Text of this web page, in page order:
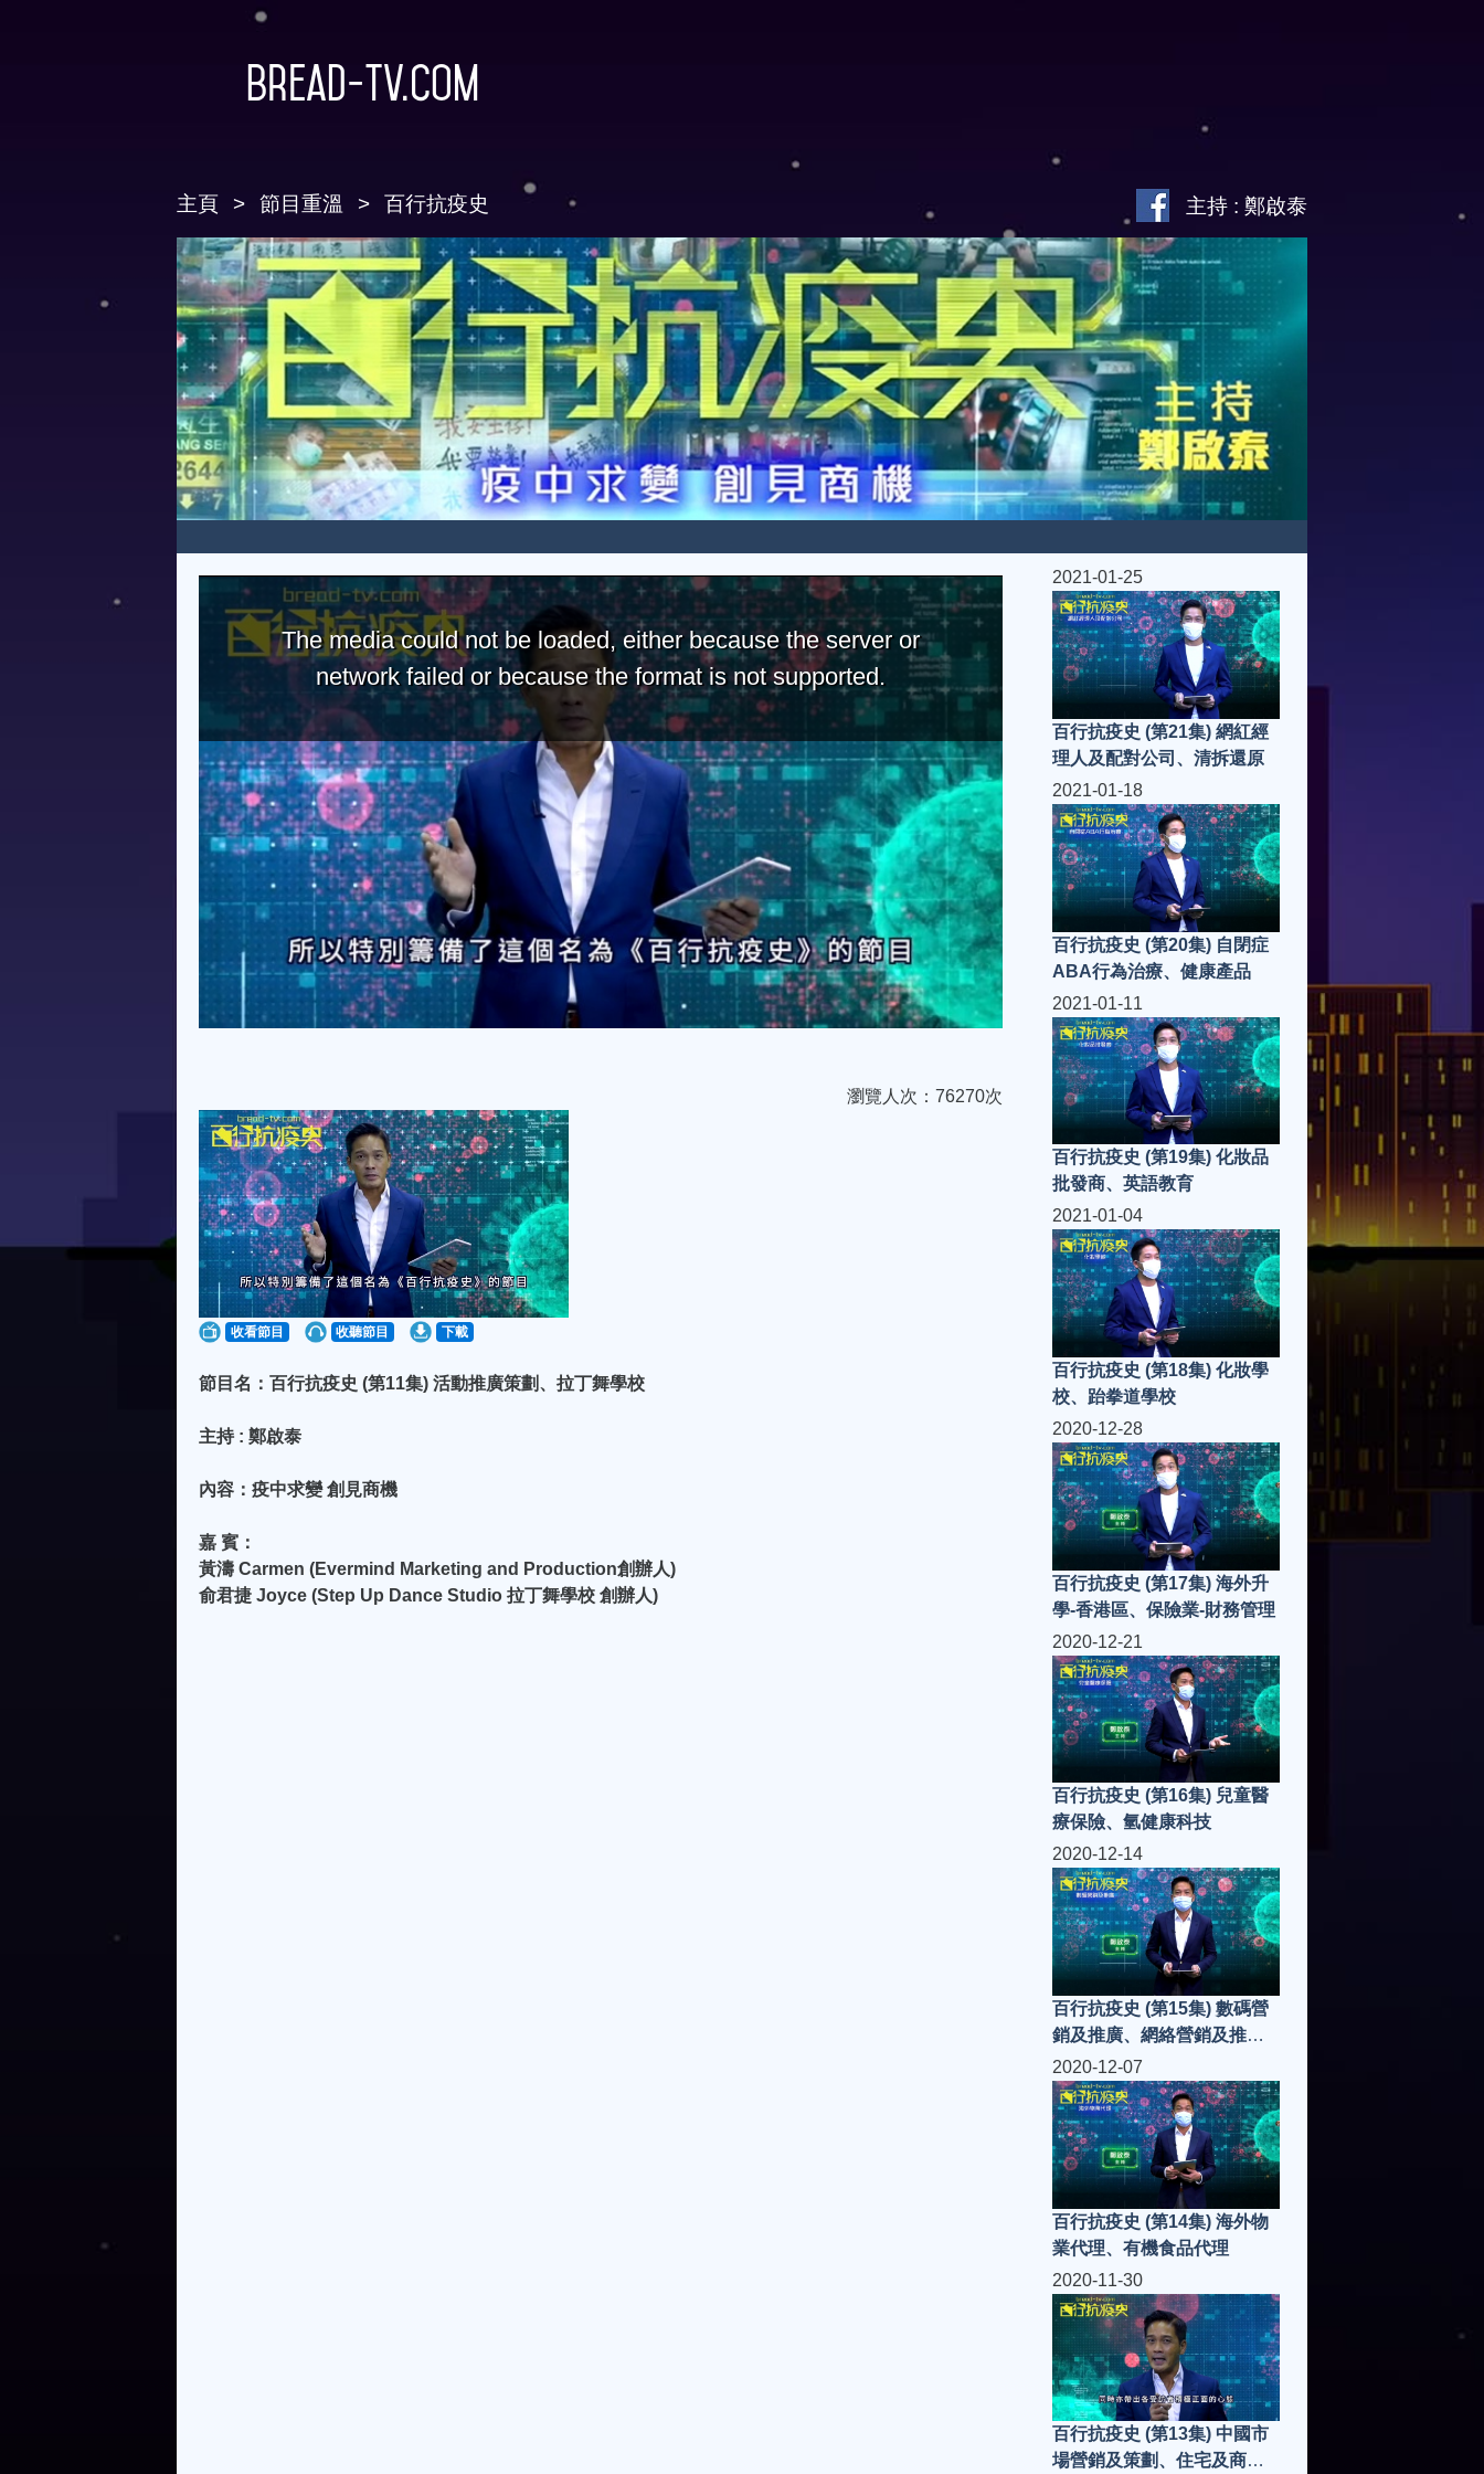
Bread-TV.com
主頁 節目重溫 百行抗疫史 主持 : 鄭啟泰
The media could not be loaded, either because the server or
network failed or because the format is not supported.
瀏覽人次：76270次
收看節目 收聽節目 下載
節目名：百行抗疫史 (第11集) 活動推廣策劃、拉丁舞學校
主持 : 鄭啟泰
內容：疫中求變 創見商機
嘉 賓：
黃濤 Carmen (Evermind Marketing and Production創辦人)
俞君捷 Joyce (Step Up Dance Studio 拉丁舞學校 創辦人)
2021-01-25
百行抗疫史 (第21集) 網紅經
理人及配對公司、清拆還原
2021-01-18
百行抗疫史 (第20集) 自閉症
ABA行為治療、健康產品
2021-01-11
百行抗疫史 (第19集) 化妝品
批發商、英語教育
2021-01-04
百行抗疫史 (第18集) 化妝學
校、跆拳道學校
2020-12-28
百行抗疫史 (第17集) 海外升
學-香港區、保險業-財務管理
2020-12-21
百行抗疫史 (第16集) 兒童醫
療保險、氫健康科技
2020-12-14
百行抗疫史 (第15集) 數碼營
銷及推廣、網絡營銷及推廣
平台
2020-12-07
百行抗疫史 (第14集) 海外物
業代理、有機食品代理
2020-11-30
百行抗疫史 (第13集) 中國市
場營銷及策劃、住宅及商業